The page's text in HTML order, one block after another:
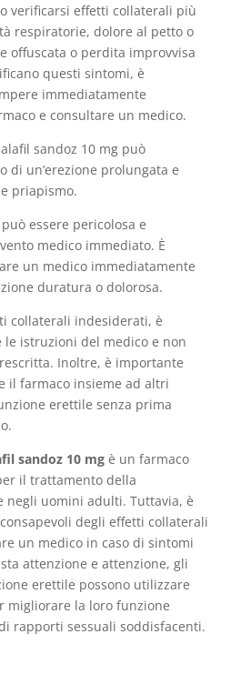
verificarsi effetti collaterali più
respiratorie, dolore al petto o
offuscata o perdita improvvisa
questi sintomi, è
immediatamente
e consultare un medico.
sandoz 10 mg può
di un’erezione prolungata e
priapismo.
essere pericolosa e
medico immediato. È
un medico immediatamente
duratura o dolorosa.
collaterali indesiderati, è
istruzioni del medico e non
Inoltre, è importante
il farmaco insieme ad altri
erettile senza prima
sandoz 10 mgè un farmaco
il trattamento della
negli uomini adulti. Tuttavia, è
degli effetti collaterali
un medico in caso di sintomi
attenzione e attenzione, gli
erettile possono utilizzare
migliorare la loro funzione
rapporti sessuali soddisfacenti.